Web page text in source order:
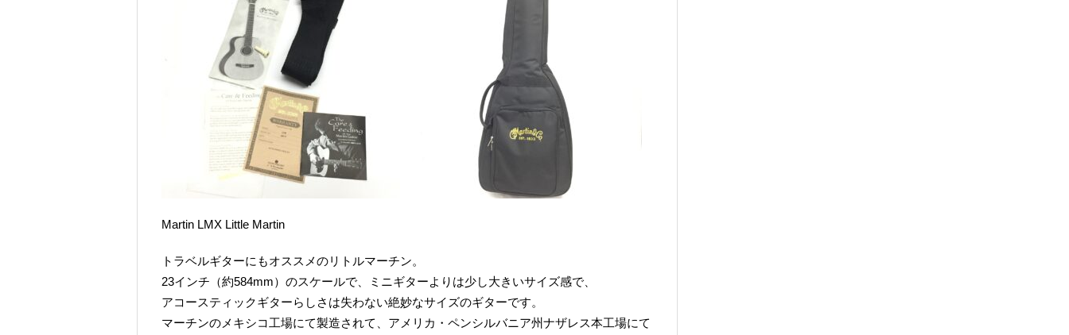
Martin LMX Little Martin
トラベルギターにもオススメのリトルマーチン。
23インチ（約584mm）のスケールで、ミニギターよりは少し大きいサイズ感で、
アコースティックギターらしさは失わない絶妙なサイズのギターです。
マーチンのメキシコ工場にて製造されて、アメリカ・ペンシルバニア州ナザレス本工場にて